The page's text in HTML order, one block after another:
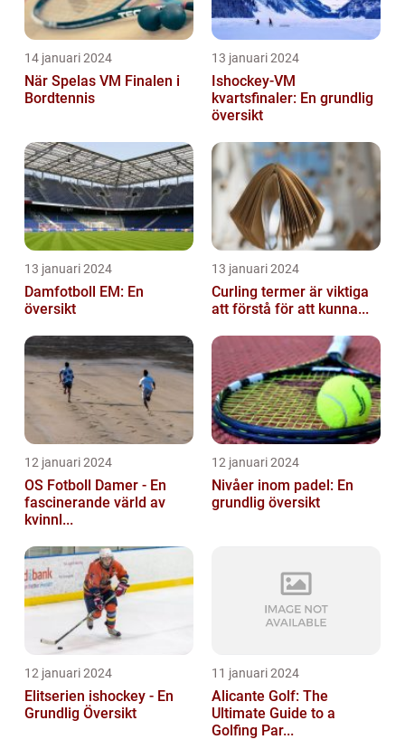
14 januari 2024
När Spelas VM Finalen i
Bordtennis
13 januari 2024
Ishockey-VM
kvartsfinaler: En grundlig
översikt
13 januari 2024
Damfotboll EM: En
översikt
13 januari 2024
Curling termer är viktiga
att förstå för att kunna...
12 januari 2024
OS Fotboll Damer - En
fascinerande värld av
kvinnl...
12 januari 2024
Nivåer inom padel: En
grundlig översikt
12 januari 2024
Elitserien ishockey - En
Grundlig Översikt
11 januari 2024
Alicante Golf: The
Ultimate Guide to a
Golfing Par...